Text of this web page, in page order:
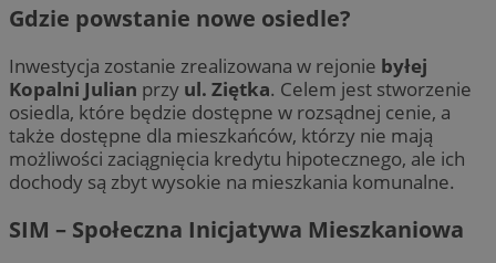
Gdzie powstanie nowe osiedle?
Inwestycja zostanie zrealizowana w rejonie byłej
Kopalni Julian przy ul. Ziętka. Celem jest stworzenie
osiedla, które będzie dostępne w rozsądnej cenie, a
także dostępne dla mieszkańców, którzy nie mają
możliwości zaciągnięcia kredytu hipotecznego, ale ich
dochody są zbyt wysokie na mieszkania komunalne.
SIM – Społeczna Inicjatywa Mieszkaniowa